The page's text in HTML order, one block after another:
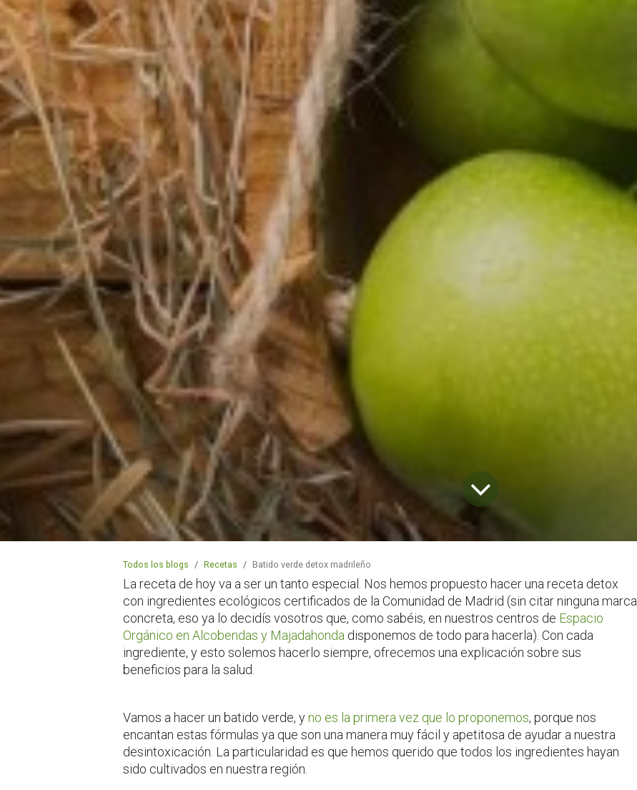
Todos los blogs Recetas Batido verde detox madrileño
La receta de hoy va a ser un tanto especial. Nos hemos propuesto hacer una receta detox
con ingredientes ecológicos certificados de la Comunidad de Madrid (sin citar ninguna marca
concreta, eso ya lo decidís vosotros que, como sabéis, en nuestros centros de Espacio
Orgánico en Alcobendas y Majadahonda disponemos de todo para hacerla). Con cada
ingrediente, y esto solemos hacerlo siempre, ofrecemos una explicación sobre sus
beneficios para la salud.
Vamos a hacer un batido verde, yno es la primera vez que lo proponemos, porque nos
encantan estas fórmulas ya que son una manera muy fácil y apetitosa de ayudar a nuestra
desintoxicación. La particularidad es que hemos querido que todos los ingredientes hayan
sido cultivados en nuestra región.